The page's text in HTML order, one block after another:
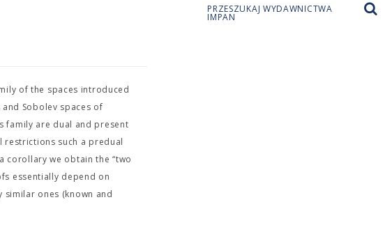
of the spaces introduced
Sobolev spaces of
family are dual and present
such a predual
corollary we obtain the “two
essentially depend on
ones (known and
PRZESZUKAJ WYDAWNICTWA
IMPAN